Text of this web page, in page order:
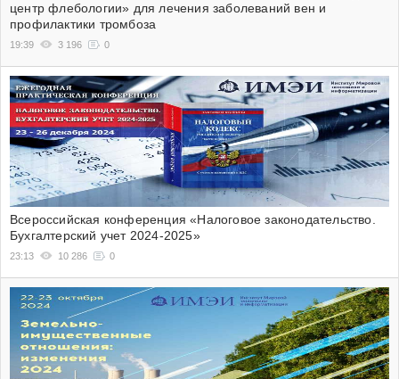
центр флебологии» для лечения заболеваний вен и
профилактики тромбоза
19:39 3 196 0
Всероссийская конференция «Налоговое законодательство.
Бухгалтерский учет 2024-2025»
23:13 10 286 0